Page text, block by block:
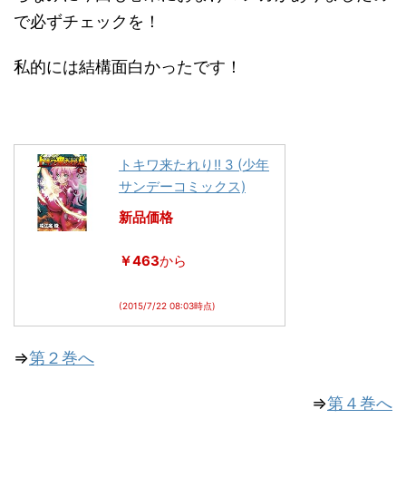
で必ずチェックを！
私的には結構面白かったです！
トキワ来たれり!! 3 (少年
サンデーコミックス)
新品価格
￥463から
(2015/7/22 08:03時点)
⇒第２巻へ
⇒第４巻へ